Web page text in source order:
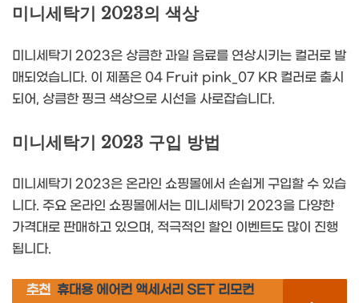
미니세탁기 2023의 색상
미니세탁기 2023은 상큼한 과일 음료를 연상시키는 컬러로 발
매되었습니다. 이 제품은 04 Fruit pink_07 KR 컬러로 출시
되어, 상큼한 핑크 색상으로 시선을 사로잡습니다.
미니세탁기 2023 구입 방법
미니세탁기 2023은 온라인 쇼핑몰에서 손쉽게 구입할 수 있습
니다. 주요 온라인 쇼핑몰에서는 미니세탁기 2023을 다양한
가격대로 판매하고 있으며, 적극적인 할인 이벤트도 많이 진행
됩니다.
추천 휴대용 에어컨 액세서리 SET 리모컨